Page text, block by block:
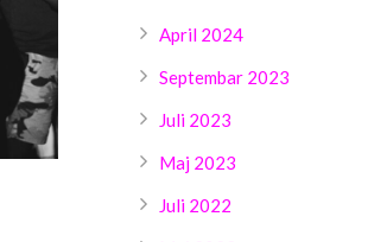
April 2024
Septembar 2023
Juli 2023
Maj 2023
Juli 2022